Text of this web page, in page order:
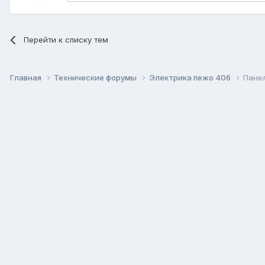
Перейти к списку тем
Главная Технические форумы Электрика пежо 406